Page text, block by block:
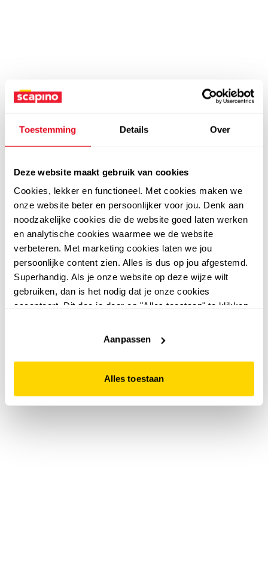
Toestemming Details Over
Deze website maakt gebruik van cookies
Cookies, lekker en functioneel. Met cookies maken we
onze website beter en persoonlijker voor jou. Denk aan
noodzakelijke cookies die de website goed laten werken
en analytische cookies waarmee we de website
verbeteren. Met marketing cookies laten we jou
persoonlijke content zien. Alles is dus op jou afgestemd.
Superhandig. Als je onze website op deze wijze wilt
gebruiken, dan is het nodig dat je onze cookies
accepteert. Dit doe je door op "Alles toestaan" te klikken.
website niet optimaal functioneert.
Aanpassen
Alles toestaan